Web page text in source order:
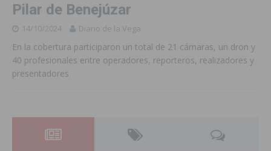
Pilar de Benejúzar
14/10/2024 Diario de la Vega
En la cobertura participaron un total de 21 cámaras, un dron y
40 profesionales entre operadores, reporteros, realizadores y
presentadores